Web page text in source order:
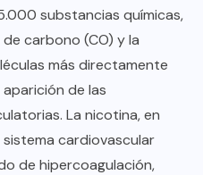
substancias químicas,
carbono (CO) y la
más directamente
de las
La nicotina, en
cardiovascular
de hipercoagulación,